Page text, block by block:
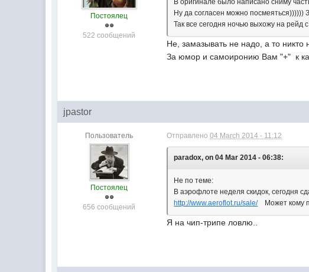
Постоялец
522 сообщений
В оригинале было написано сниму
Ну да согласен можно
Так все сегодня ночью выхожу на рейд
Не, замазывать не надо, а то
За юмор и самоиронию Вам "+" к
jpastor
Пользователь
Постоялец
656 сообщений
Отправлено04 March 2014 - 11:12
paradox, on 04 Mar 2014 - 06:38:
Не по теме:
В аэрофлоте неделя скидок, сегодня
http://www.aeroflot.ru/sale/Может кому
Я на чип-трипе ловлю..